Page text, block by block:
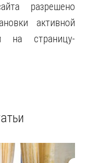
разрешено
активной
на страницу-